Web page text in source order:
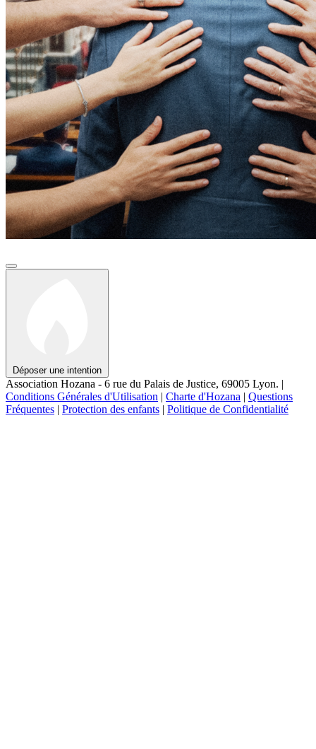
Déposer une intention
Association Hozana - 6 rue du Palais de Justice, 69005 Lyon. |
Conditions Générales d'Utilisation | Charte d'Hozana | Questions
Fréquentes | Protection des enfants | Politique de Confidentialité